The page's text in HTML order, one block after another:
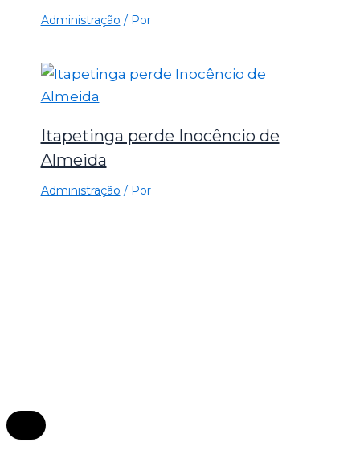
Administração / Por
Itapetinga perde Inocêncio de
Almeida
Administração / Por